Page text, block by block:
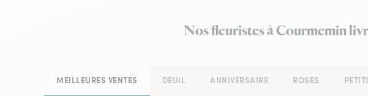
Nos fleuristes à Courmemin
MEILLEURES VENTES DEUIL ANNIVERSAIRE ROSES